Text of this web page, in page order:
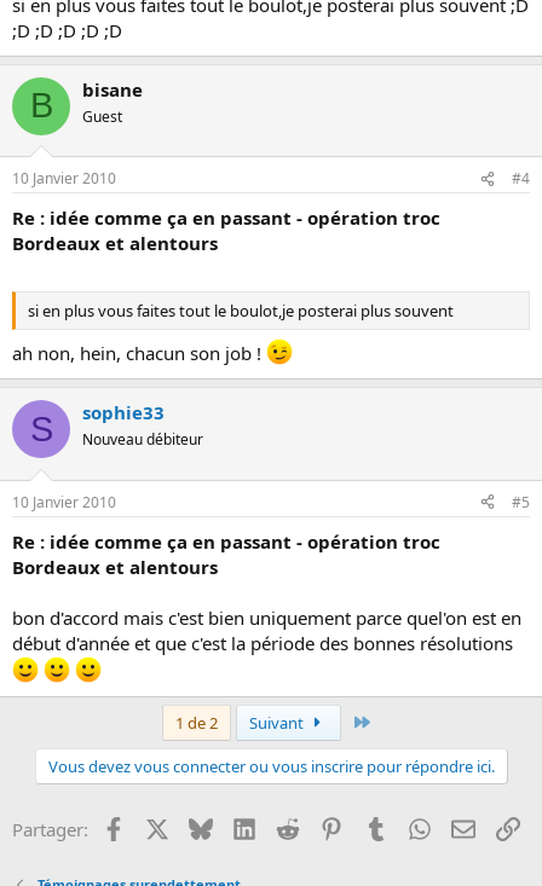
;D ;D ;D ;D ;D
B bisane
Guest
10 Janvier 2010 #4
Re : idée comme ça en passant - opération troc
Bordeaux et alentours
si en plus vous faites tout le boulot,je posterai plus souvent
ah non, hein, chacun son job !
S sophie33
Nouveau débiteur
10 Janvier 2010 #5
Re : idée comme ça en passant - opération troc
Bordeaux et alentours
bon d'accord mais c'est bien uniquement parce quel'on est en
début d'année et que c'est la période des bonnes résolutions
1 de 2 Suivant
Vous devez vous connecter ou vous inscrire pour répondre ici.
Partager: Facebook BlueskyLinkedInReddit PinterestTumblrWhatsApp
Email